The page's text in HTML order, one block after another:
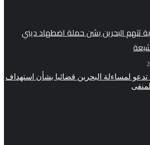
تتهم البحرين بشن حملة اضطهاد ديني